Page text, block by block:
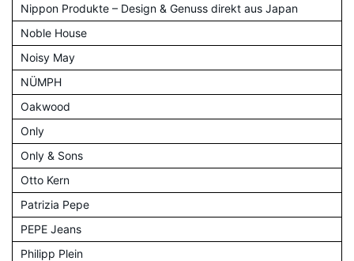
Nippon Produkte – Design & Genuss direkt aus Japan
Noble House
Noisy May
NÜMPH
Oakwood
Only
Only & Sons
Otto Kern
Patrizia Pepe
PEPE Jeans
Philipp Plein